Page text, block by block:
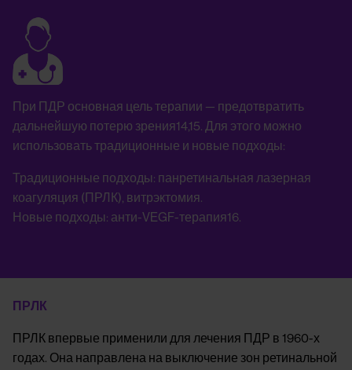
Image
При ПДР основная цель терапии — предотвратить
дальнейшую потерю зрения14,15. Для этого можно
использовать традиционные и новые подходы:
Традиционные подходы: панретинальная лазерная
коагуляция (ПРЛК), витрэктомия.
Новые подходы: анти-VEGF-терапия16.
ПРЛК
ПРЛК впервые применили для лечения ПДР в 1960-х
годах. Она направлена на выключение зон ретинальной